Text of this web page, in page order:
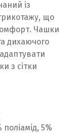
із
що
Чашки
дихаючого
з сітки
5%